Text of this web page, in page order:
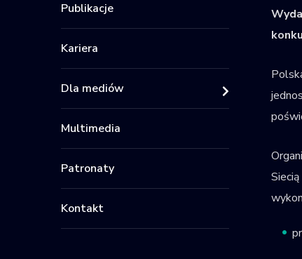
Publikacje
Kariera
Dla mediów
Multimedia
Patronaty
Kontakt